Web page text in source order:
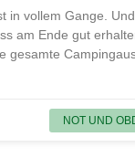
NOT UND
in vollem Gange.
am Ende gut
gesamte